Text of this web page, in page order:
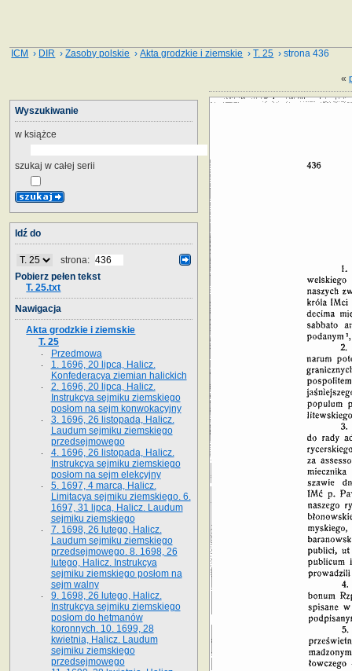
ICM › DIR ›Zasoby polskie ›Akta grodzkie i ziemskie ›T. 25 › strona 436
«
Wyszukiwanie
w książce
szukaj w całej serii
Idź do
strona:
Pobierz pełen tekst
T. 25.txt
Nawigacja
Akta grodzkie i ziemskie
T. 25
Przedmowa
1. 1696, 20 lipca, Halicz.
Konfederacya ziemian halickich
2. 1696, 20 lipca, Halicz.
Instrukcya sejmiku ziemskiego
posłom na sejm konwokacyjny
3. 1696, 26 listopada, Halicz.
Laudum sejmiku ziemskiego
przedsejmowego
4. 1696, 26 listopada, Halicz.
Instrukcya sejmiku ziemskiego
posłom na sejm elekcyjny
5. 1697, 4 marca, Halicz.
Limitacya sejmiku ziemskiego. 6.
1697, 31 lipca, Halicz. Laudum
sejmiku ziemskiego
7. 1698, 26 lutego, Halicz.
Laudum sejmiku ziemskiego
przedsejmowego. 8. 1698, 26
lutego, Halicz. Instrukcya
sejmiku ziemskiego posłom na
sejm walny
9. 1698, 26 lutego, Halicz.
Instrukcya sejmiku ziemskiego
posłom do hetmanów
koronnych. 10. 1699, 28
kwietnia, Halicz. Laudum
sejmiku ziemskiego
przedsejmowego